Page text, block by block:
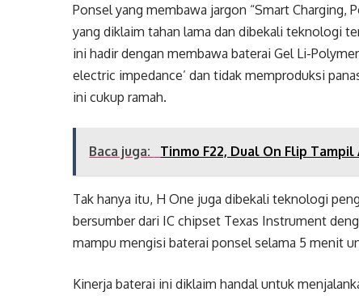
Ponsel yang membawa jargon “Smart Charging,
yang diklaim tahan lama dan dibekali teknologi
ini hadir dengan membawa baterai Gel Li-
electric impedance’ dan tidak memproduksi
ini cukup ramah.
Baca juga: Tinmo F22, Dual On Flip Tampil
Tak hanya itu, H One juga dibekali teknologi
bersumber dari IC chipset Texas Instrument
mampu mengisi baterai ponsel selama 5 menit
Kinerja baterai ini diklaim handal untuk